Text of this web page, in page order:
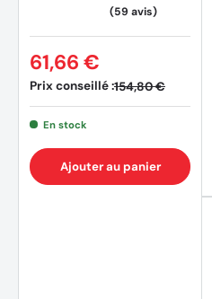
Prix conseillé :154,80 €
61,66 €
En stock
Ajouter au panier